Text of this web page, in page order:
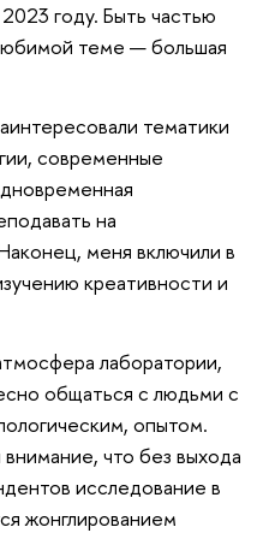
году. Быть частью
теме — большая
тематики
современные
на
меня включили в
креативности и
лаборатории,
общаться с людьми с
опытом.
что без выхода
исследование в
жонглированием